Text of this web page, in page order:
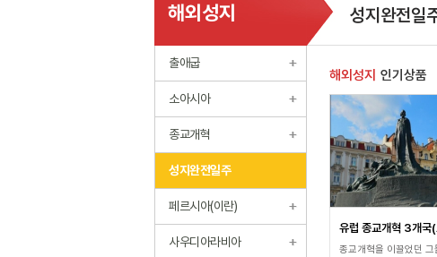
해외성지
출애굽
소아시아
종교개혁
성지완전일주
페르시아(이란)
사우디아라비아
성지완전일
해외성지 인기상품
유럽 종교개혁 3개국
종교개혁을 이끌었던 그